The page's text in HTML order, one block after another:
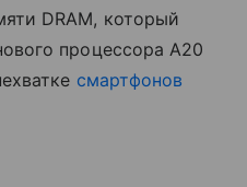
DRAM, который
процессора A20
смартфонов